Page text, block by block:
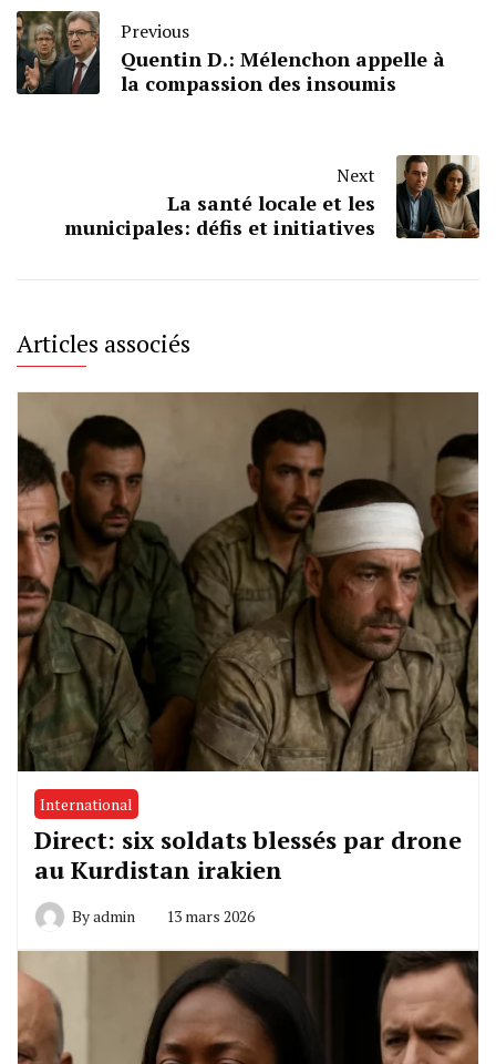
Previous
Quentin D.: Mélenchon appelle à
la compassion des insoumis
Next
La santé locale et les
municipales: défis et initiatives
Articles associés
International
Direct: six soldats blessés par drone
au Kurdistan irakien
Byadmin 13 mars 2026